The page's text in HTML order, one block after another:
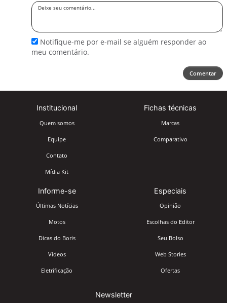
Deixe
Notifique-me por e-mail se alguém responder ao
meu comentário.
Comentar
Institucional
Quem somos
Equipe
Contato
Mídia Kit
Fichas técnicas
Marcas
Comparativo
Informe-se
Últimas Notícias
Motos
Dicas do Boris
Vídeos
Eletrificação
Especiais
Opinião
Escolhas do Editor
Seu Bolso
Web Stories
Ofertas
Newsletter